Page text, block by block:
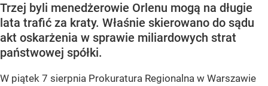
Trzej byli menedżerowie Orlenu mogą na długie
lata trafić za kraty. Właśnie skierowano do sądu
akt oskarżenia w sprawie miliardowych strat
państwowej spółki.
W piątek 7 sierpnia Prokuratura Regionalna w Warszawie